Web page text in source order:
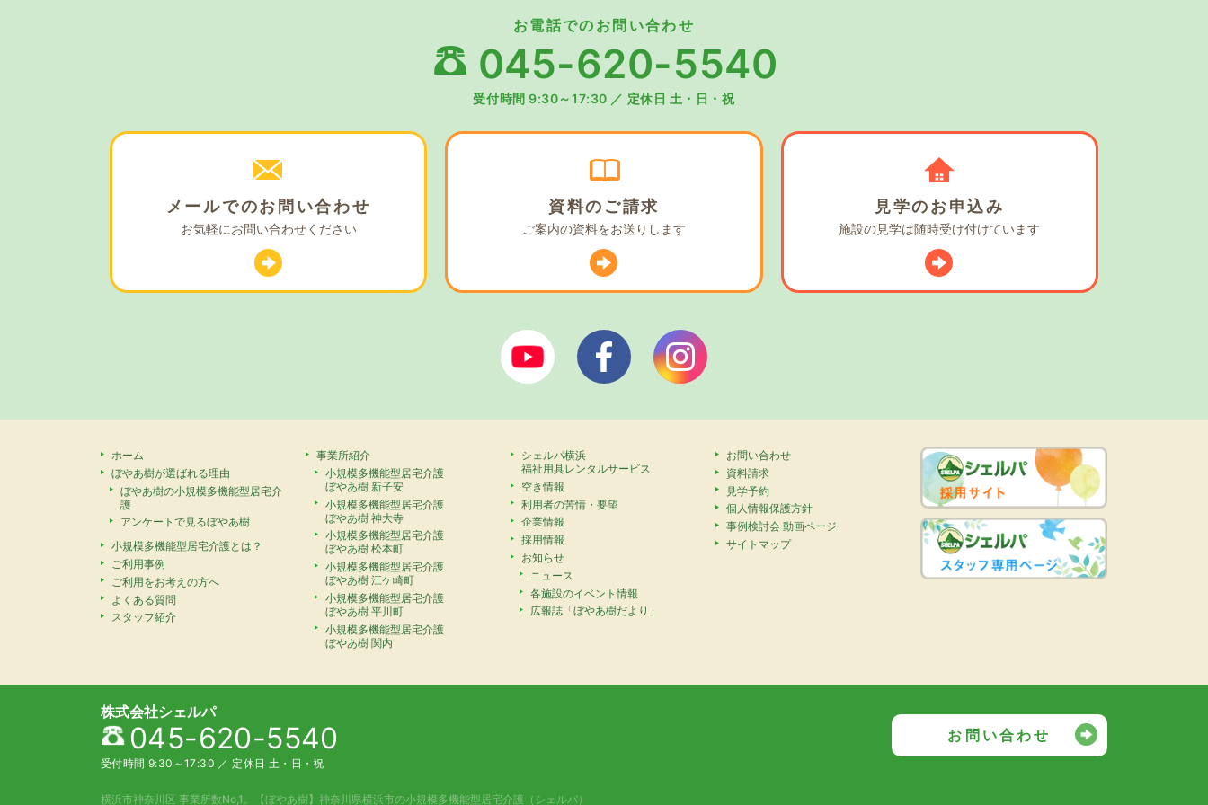
お電話でのお問い合わせ
045-620-5540
受付時間 9:30～17:30 ／ 定休日 土・日・祝
メールでのお問い合わせ
お気軽にお問い合わせください
資料の ご請求
ご案内の資料をお送りします
見学のお申込み
施設の見学は随時受け付けています
ぼやあ樹Youtubeシェルパフェイスブック
ホーム
ぼやあ樹が選ばれる理由
ぼやあ樹の小規模多機能型居宅介
護
アンケートで見るぼやあ樹
小規模多機能型居宅介護とは？
ご利用事例
ご利用をお考えの方へ
よくある質問
スタッフ紹介
事業所紹介
小規模多機能型居宅介護
ぼやあ樹 新子安
小規模多機能型居宅介護
ぼやあ樹 神大寺
小規模多機能型居宅介護
ぼやあ樹 松本町
小規模多機能型居宅介護
ぼやあ樹 江ケ崎町
小規模多機能型居宅介護
ぼやあ樹 平川町
小規模多機能型居宅介護
ぼやあ樹 関内
シェルパ横浜
福祉用具レンタルサービス
空き情報
利用者の苦情・要望
企業情報
採用情報
お知らせ
ニュース
各施設のイベント情報
広報誌「ぼやあ樹だより」
お問い合わせ
資料請求
見学予約
個人情報保護方針
事例検討会 動画ページ
サイトマップ
株式会社シェルパ
045-620-5540
受付時間 9:30～17:30 ／ 定休日 土・日・祝
お問い合わせ
横浜市神奈川区 事業所数No,1。 【ぼやあ樹】神奈川県横浜市の小規模多機能型居宅介護（シェルパ）